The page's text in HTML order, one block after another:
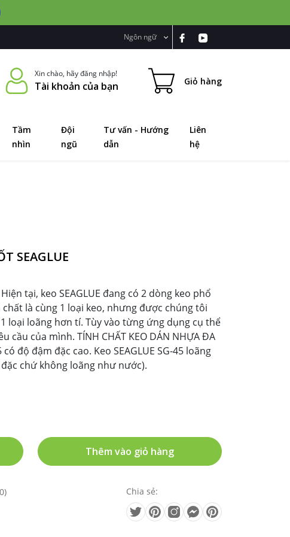
Ngôn ngữ
Xin chào, hãy đăng nhập!
Tài khoản của bạn Giỏ hàng
Tầm
nhìn
Đội
ngũ
Tư vấn - Hướng
dẫn
Liên
hệ
SEAGLUE
tại, keo SEAGLUE đang có 2 dòng keo phổ
chất là cùng 1 loại keo, nhưng được chúng tôi
loại loãng hơn tí. Tùy vào từng ứng dụng cụ thể
cầu của mình. TÍNH CHẤT KEO DÁN NHỰA ĐA
có độ đậm đặc cao. Keo SEAGLUE SG-45 loãng
chứ không loãng như nước).
Thêm vào giỏ hàng
Chia sẻ: